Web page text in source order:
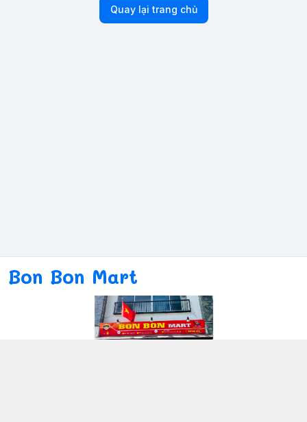
Quay lại trang chủ
Bon Bon Mart